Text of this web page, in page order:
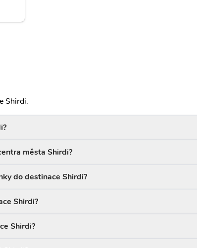
Shirdi.
města Shirdi?
do destinace Shirdi?
Shirdi?
Shirdi?